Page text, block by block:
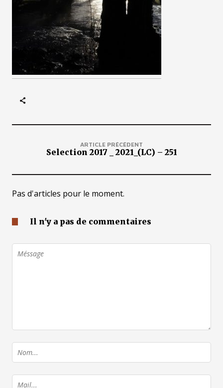
ARTICLE PRÉCÉDENT
Selection 2017 _ 2021_(LC) – 251
Pas d'articles pour le moment.
Il n'y a pas de commentaires